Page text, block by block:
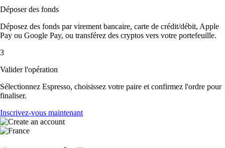
Déposer des fonds
Déposez des fonds par virement bancaire, carte de crédit/débit, Apple
Pay ou Google Pay, ou transférez des cryptos vers votre portefeuille.
3
Valider l'opération
Sélectionnez Espresso, choisissez votre paire et confirmez l'ordre pour
finaliser.
Inscrivez-vous maintenant